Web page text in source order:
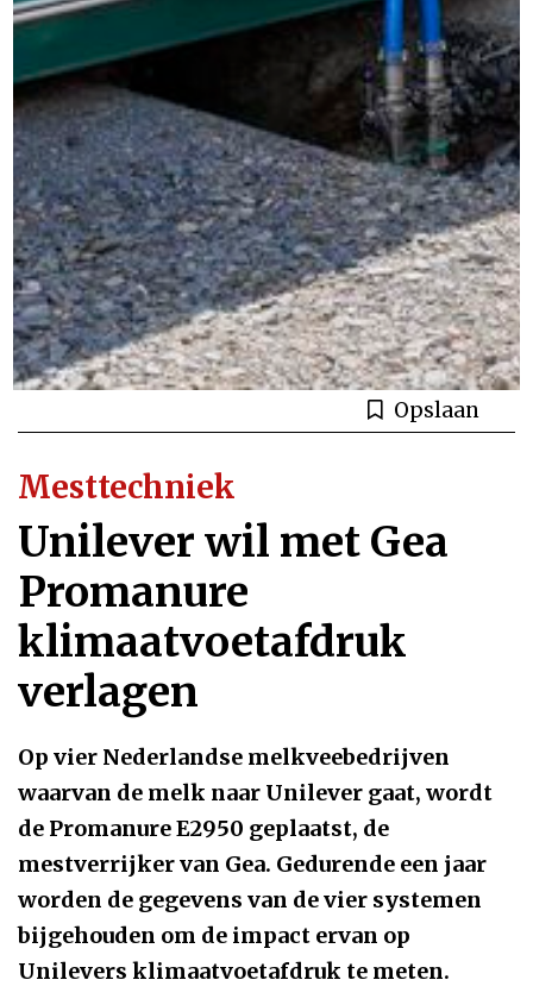
Opslaan
Mesttechniek
Unilever wil met Gea
Promanure
klimaatvoetafdruk
verlagen
Op vier Nederlandse melkveebedrijven
waarvan de melk naar Unilever gaat, wordt
de Promanure E2950 geplaatst, de
mestverrijker van Gea. Gedurende een jaar
worden de gegevens van de vier systemen
bijgehouden om de impact ervan op
Unilevers klimaatvoetafdruk te meten.